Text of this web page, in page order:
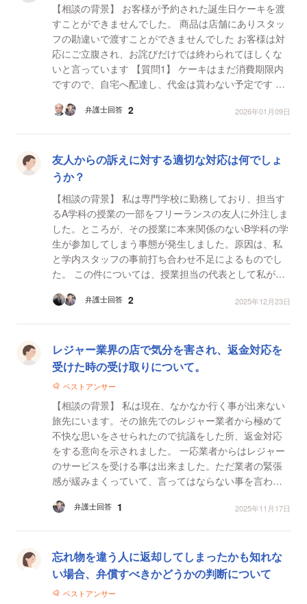
【相談の背景】 お客様が予約された誕生日ケーキを渡
すことができませんでした。 商品は店舗にありスタッ
フの勘違いで渡すことができませんでした お客様は対
応にご立腹され、お詫びだけでは終わられてほしくな
いと言っています 【質問1】 ケーキはまだ消費期限内
ですので、自宅へ配達し、代金は貰わない予定です 時
弁護士回答 2 2026年01月09日
友人からの訴えに対する適切な対応は何でしょ
うか？
【相談の背景】 私は専門学校に勤務しており、担当す
るA学科の授業の一部をフリーランスの友人に外注しま
した。ところが、その授業に本来関係のないB学科の学
生が参加してしまう事態が発生しました。原因は、私
と学内スタッフの事前打ち合わせ不足によるものでし
た。 この件については、授業担当の代表として私が友
図...
弁護士回答 2 2025年12月23日
レジャー業界の店で気分を害され、返金対応を
受けた時の受け取りについて。
ベストアンサー
【相談の背景】 私は現在、なかなか行く事が出来ない
旅先にいます。その旅先でのレジャー業者から極めて
不快な思いをさせられたので抗議をした所、返金対応
をする意向を示されました。 一応業者からはレジャー
のサービスを受ける事は出来ました。ただ業者の緊張
感が緩みまくっていて、言ってはならない事を言われ
いをし...弁護士回答 1 2025年11月17日
忘れ物を違う人に返却してしまったかも知れな
い場合、弁償すべきかどうかの判断について
ベストアンサー